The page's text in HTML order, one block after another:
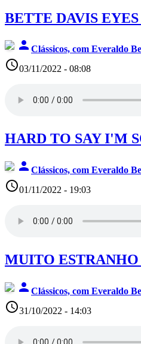
BETTE DAVIS
person Clássicos, com Everaldo
access_time03/11/2022 - 08:08
HARD TO SAY I'M
person Clássicos, com Everaldo
access_time01/11/2022 - 19:03
MUITO
person Clássicos, com Everaldo
access_time31/10/2022 - 14:03